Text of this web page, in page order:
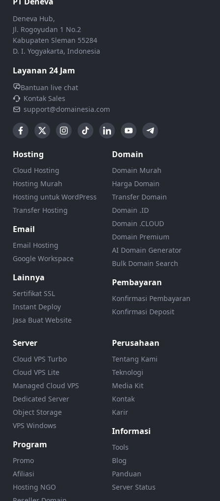
Deneva Hub,
Jl. Rogoyudan 1 No.2
Kabupaten Sleman 55284
D. I. Yogyakarta, Indonesia
Layanan 24 Jam
Bantuan live chat
Kontak Sales
support@domainesia.com
Hosting
Cloud Hosting
Hosting Murah
Hosting untuk WordPress
Transfer Hosting
Email
Email Hosting
Google Workspace
Lainnya
Sertifikat SSL
Instant Deploy
Jasa Buat Website
Domain
Domain Murah
Harga Domain
Transfer Domain
Domain .ID
Domain .CLOUD
Domain Premium
AI Domain Generator
Bulk Domain Search
Pembayaran
Konfirmasi Pembayaran
Konfirmasi Deposit
Server
Cloud VPS Turbo
Cloud VPS Lite
Managed Cloud VPS
Dedicated Server
Object Storage
VPS Windows
Program
Promo
Afiliasi
Hosting NGO
Perusahaan
Tentang Kami
Teknologi
Media Kit
Kontak
Karir
Informasi
Tools
Blog
Panduan
Server Status